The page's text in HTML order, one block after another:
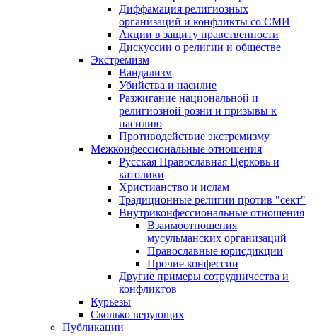
Диффамация религиозных
организаций и конфликты со СМИ
Акции в защиту нравственности
Дискуссии о религии и обществе
Экстремизм
Вандализм
Убийства и насилие
Разжигание национальной и
религиозной розни и призывы к
насилию
Противодействие экстремизму
Межконфессиональные отношения
Русская Православная Церковь и
католики
Христианство и ислам
Традиционные религии против "сект"
Внутриконфессиональные отношения
Взаимоотношения
мусульманских организаций
Православные юрисдикции
Прочие конфессии
Другие примеры сотрудничества и
конфликтов
Курьезы
Сколько верующих
Публикации